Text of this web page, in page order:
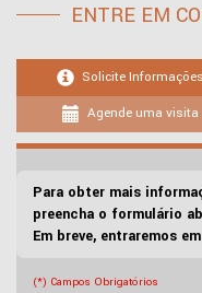
ENTRE EM
Solicite Informações
Agende uma visita
Para obter mais
preencha o formulário
Em breve, entraremos
(*) Campos Obrigatórios